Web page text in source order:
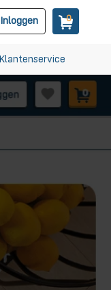
Inloggen 0
Klantenservice